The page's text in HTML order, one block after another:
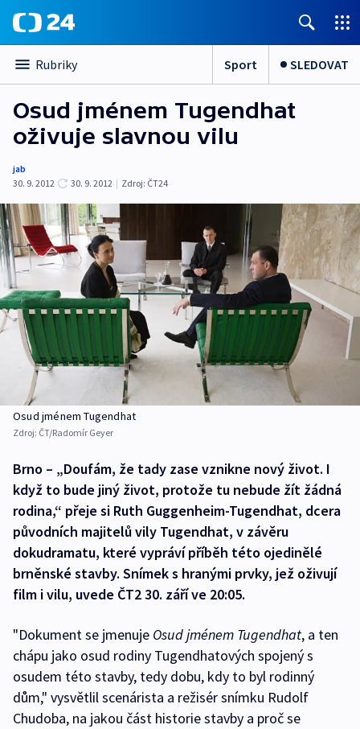
Rubriky Sport SLEDOVAT
Osud jménem Tugendhat
oživuje slavnou vilu
jab
30. 9. 2012
30. 9. 2012 | Zdroj: ČT24
Osud jménem Tugendhat
Zdroj: ČT/Radomír Geyer
Brno – „Doufám, že tady zase vznikne nový život. I
když to bude jiný život, protože tu nebude žít žádná
rodina,“ přeje si Ruth Guggenheim-Tugendhat, dcera
původních majitelů vily Tugendhat, v závěru
dokudramatu, které vypráví příběh této ojedinělé
brněnské stavby. Snímek s hranými prvky, jež oživují
film i vilu, uvede ČT2 30. září ve 20:05.
"Dokument se jmenuje Osud jménem Tugendhat, a ten
chápu jako osud rodiny Tugendhatových spojený s
osudem této stavby, tedy dobu, kdy to byl rodinný
dům," vysvětlil scenárista a režisér snímku Rudolf
Chudoba, na jakou část historie stavby a proč se